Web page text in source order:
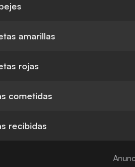
amarillas
rojas
cometidas
recibidas